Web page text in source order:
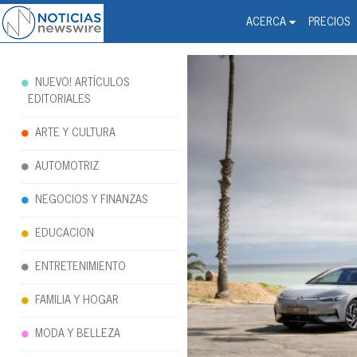
ACERCA PRECIOS
Noticias Newswire -
NUEVO! ARTÍCULOS
EDITORIALES
ARTE Y CULTURA
AUTOMOTRIZ
NEGOCIOS Y FINANZAS
EDUCACION
ENTRETENIMIENTO
FAMILIA Y HOGAR
MODA Y BELLEZA